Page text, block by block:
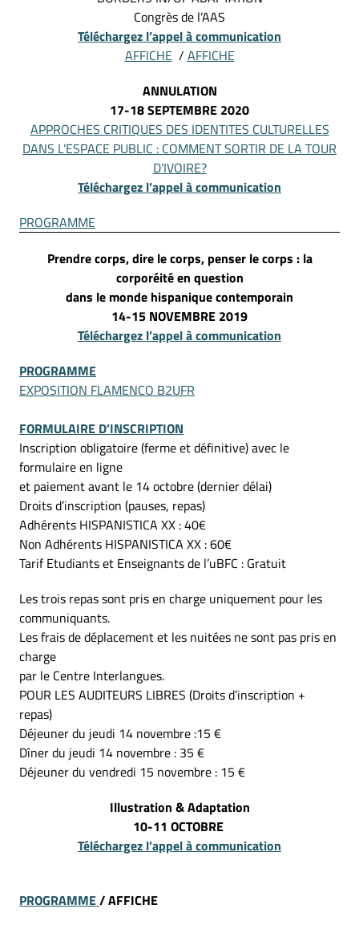
Congrès de l’AAS
Téléchargez l’appel à communication
AFFICHE / AFFICHE
ANNULATION
17-18 SEPTEMBRE 2020
APPROCHES CRITIQUES DES IDENTITES CULTURELLES
DANS L’ESPACE PUBLIC : COMMENT SORTIR DE LA TOUR
D’IVOIRE?
Téléchargez l’appel à communication
PROGRAMME
Prendre corps, dire le corps, penser le corps : la
corporéité en question
dans le monde hispanique contemporain
14-15 NOVEMBRE 2019
Téléchargez l’appel à communication
PROGRAMME
EXPOSITION FLAMENCO B2UFR
FORMULAIRE D’INSCRIPTION
Inscription obligatoire (ferme et définitive) avec le
formulaire en ligne
et paiement avant le 14 octobre (dernier délai)
Droits d’inscription (pauses, repas)
Adhérents HISPANISTICA XX : 40€
Non Adhérents HISPANISTICA XX : 60€
Tarif Etudiants et Enseignants de l’uBFC : Gratuit
Les trois repas sont pris en charge uniquement pour les
communiquants.
Les frais de déplacement et les nuitées ne sont pas pris en
charge
par le Centre Interlangues.
POUR LES AUDITEURS LIBRES (Droits d’inscription +
repas)
Déjeuner du jeudi 14 novembre :15 €
Dîner du jeudi 14 novembre : 35 €
Déjeuner du vendredi 15 novembre : 15 €
Illustration & Adaptation
10-11 OCTOBRE
Téléchargez l’appel à communication
PROGRAMME/ AFFICHE